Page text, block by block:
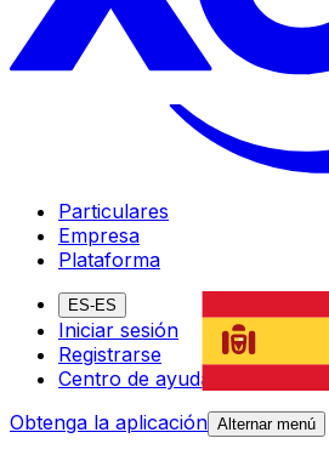
Particulares
Empresa
Plataforma
ES-ES
Iniciar sesión
Registrarse
Centro de ayuda
Obtenga la aplicación Alternar menú